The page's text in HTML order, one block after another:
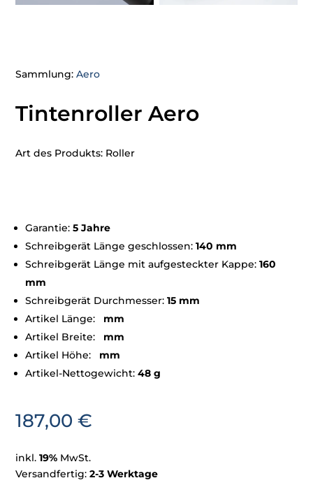
Sammlung:Aero
Tintenroller Aero
Art des Produkts: Roller
Garantie:5 Jahre
Schreibgerät Länge geschlossen:140 mm
Schreibgerät Länge mit aufgesteckter Kappe:160
mm
Schreibgerät Durchmesser:15 mm
Artikel Länge:
mm
Artikel Breite:
mm
Artikel Höhe:
mm
Artikel-Nettogewicht:48 g
187,00€
inkl.19% MwSt.
Versandfertig:2-3 Werktage